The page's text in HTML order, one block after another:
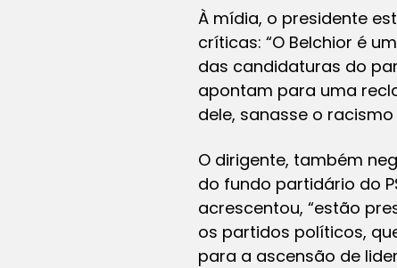
À mídia, o presidente
críticas: “O Belchior é
das candidaturas do
apontam para uma
dele, sanasse o racismo
O dirigente, também
do fundo partidário do
acrescentou, “estão
os partidos políticos,
para a ascensão de